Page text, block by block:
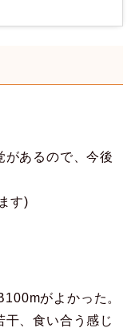
があるので、今後
す)
がよかった。
、食い合う感じ